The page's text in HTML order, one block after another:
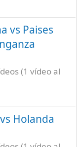
vs Paises
(1 vídeo al
Holanda